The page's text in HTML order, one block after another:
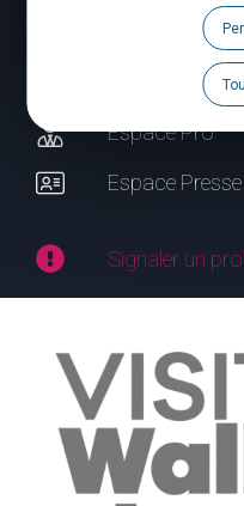
Espace Pro
Espace Presse
Signaler un